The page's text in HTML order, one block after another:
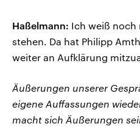
Haßelmann: Ich weiß noch
stehen. Da hat Philipp
weiter an Aufklärung
Äußerungen unserer
eigene Auffassungen
macht sich Äußerungen